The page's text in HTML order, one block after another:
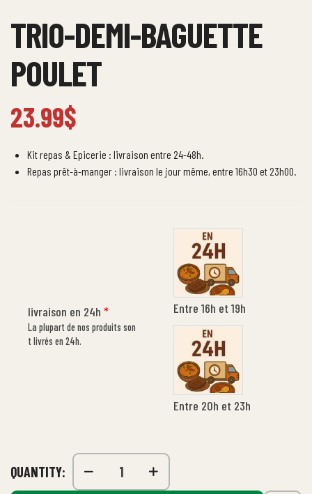
TRIO-DEMI-BAGUETTE
POULET
23.99$
Kit repas & Epicerie : livraison entre 24-48h.
Repas prêt-à-manger : livraison le jour même, entre 16h30 et 23h00.
livraison en 24h*
La plupart de nos produits son
t livrés en 24h.
Entre 16h et 19h
Entre 20h et 23h
QUANTITY: